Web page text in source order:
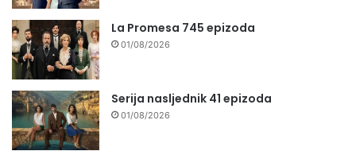
La Promesa 745 epizoda
01/08/2026
Serija nasljednik 41 epizoda
01/08/2026